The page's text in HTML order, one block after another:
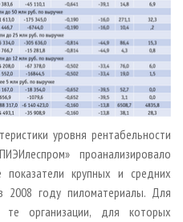
уровня рентабельности
проанализировало
показатели крупных и средних
2008 году пиломатериалы. Для
организации, для которых